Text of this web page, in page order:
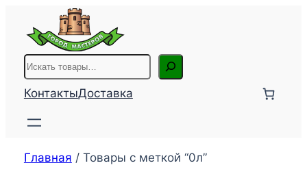
содержимому
Поиск
КонтактыДоставка
Главная / Товары с меткой “0л”